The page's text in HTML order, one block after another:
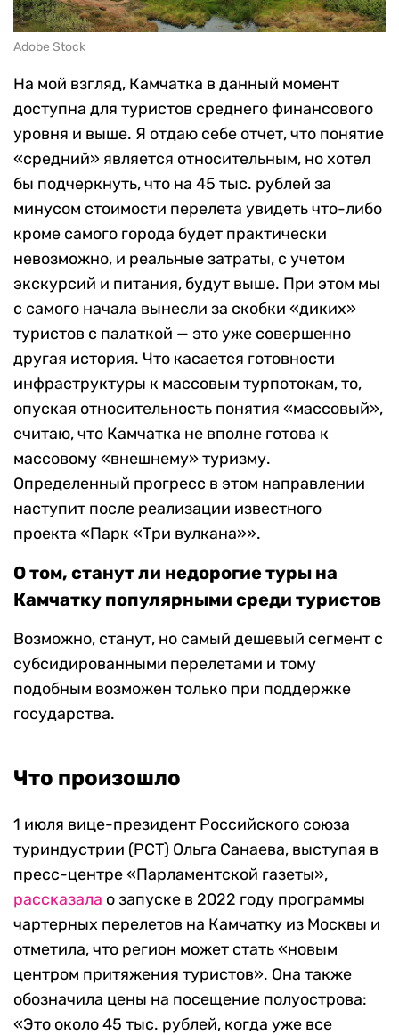
Adobe Stock
На мой взгляд, Камчатка в данный момент
доступна для туристов среднего финансового
уровня и выше. Я отдаю себе отчет, что понятие
«средний» является относительным, но хотел
бы подчеркнуть, что на 45 тыс. рублей за
минусом стоимости перелета увидеть что-либо
кроме самого города будет практически
невозможно, и реальные затраты, с учетом
экскурсий и питания, будут выше. При этом мы
с самого начала вынесли за скобки «диких»
туристов с палаткой — это уже совершенно
другая история. Что касается готовности
инфраструктуры к массовым турпотокам, то,
опуская относительность понятия «массовый»,
считаю, что Камчатка не вполне готова к
массовому«внешнему»туризму.
Определенный прогресс в этом направлении
наступит после реализации известного
проекта «Парк «Три вулкана»».
О том, станут ли недорогие туры на
Камчатку популярными среди туристов
Возможно, станут, но самый дешевый сегмент с
субсидированными перелетами и тому
подобным возможен только при поддержке
государства.
Что произошло
1 июля вице-президент Российского союза
туриндустрии (РСТ) Ольга Санаева, выступая в
пресс-центре «Парламентской газеты»,
рассказала о запуске в 2022 году программы
чартерных перелетов на Камчатку из Москвы и
отметила, что регион может стать «новым
центром притяжения туристов». Она также
обозначила цены на посещение полуострова:
«Это около 45 тыс. рублей, когда уже все